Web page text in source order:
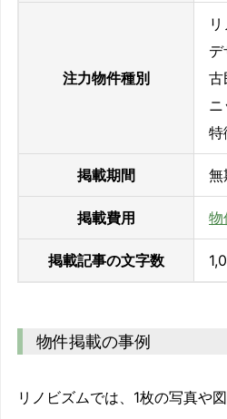
注力物件種別
古
特
掲載期間 無
掲載費用 物
掲載記事の文字数
物件掲載の事例
リノビズムでは、1枚の写真や